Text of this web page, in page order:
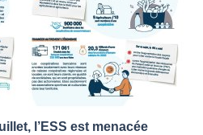
l’ESS est menacée